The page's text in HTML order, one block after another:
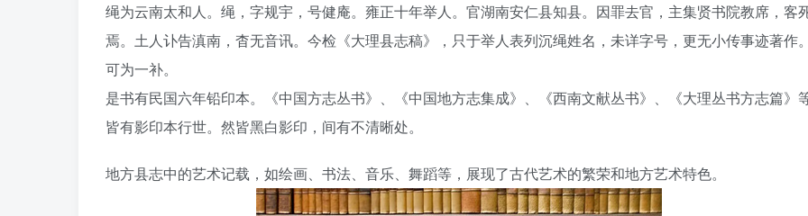
绳为云南太和人。绳，字规宇，号健庵。雍正十年举人。官湖南安仁县知县。因罪去官，主集贤书院教席，客
焉。土人讣告滇南，杳无音讯。今检《大理县志稿》，只于举人表列沉绳姓名，未详字号，更无小传事迹著作。
可为一补。
是书有民国六年铅印本。《中国方志丛书》、《中国地方志集成》、《西南文献丛书》、《大理丛书方志篇》
皆有影印本行世。然皆黑白影印，间有不清晰处。
地方县志中的艺术记载，如绘画、书法、音乐、舞蹈等，展现了古代艺术的繁荣和地方艺术特色。